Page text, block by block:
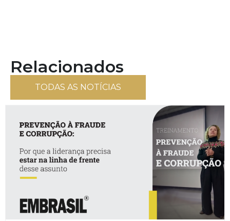
Relacionados
TODAS AS NOTÍCIAS